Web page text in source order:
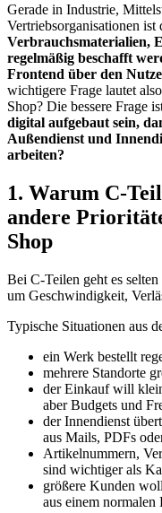
Gerade in Industrie,
Vertriebsorganisationen ist
Verbrauchsmaterialien,
regelmäßig beschafft
Frontend über den
wichtigere Frage lautet
Shop? Die bessere Frage
digital aufgebaut sein,
Außendienst und
arbeiten?
1. Warum C-
andere
Shop
Bei C-Teilen geht es
um Geschwindigkeit,
Typische Situationen aus
ein Werk bestellt
mehrere Standorte
der Einkauf will
aber Budgets und
der Innendienst
aus Mails, PDFs
Artikelnummern,
sind wichtiger als
größere Kunden
aus einem